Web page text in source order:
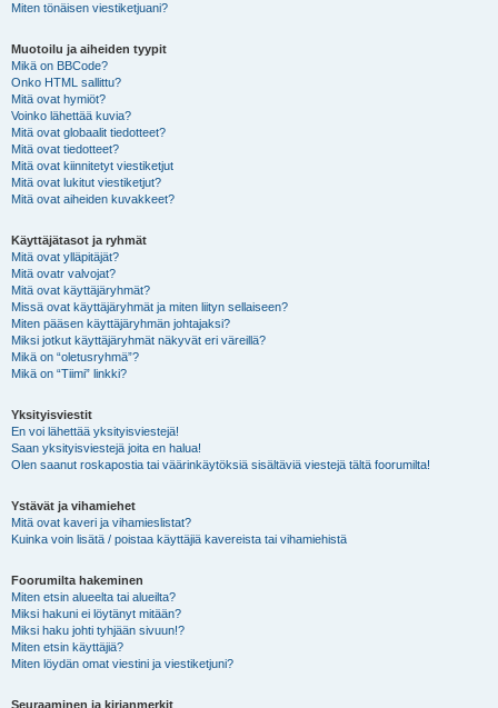
Miten tönäisen viestiketjuani?
Muotoilu ja aiheiden tyypit
Mikä on BBCode?
Onko HTML sallittu?
Mitä ovat hymiöt?
Voinko lähettää kuvia?
Mitä ovat globaalit tiedotteet?
Mitä ovat tiedotteet?
Mitä ovat kiinnitetyt viestiketjut
Mitä ovat lukitut viestiketjut?
Mitä ovat aiheiden kuvakkeet?
Käyttäjätasot ja ryhmät
Mitä ovat ylläpitäjät?
Mitä ovatr valvojat?
Mitä ovat käyttäjäryhmät?
Missä ovat käyttäjäryhmät ja miten liityn sellaiseen?
Miten pääsen käyttäjäryhmän johtajaksi?
Miksi jotkut käyttäjäryhmät näkyvät eri väreillä?
Mikä on “oletusryhmä”?
Mikä on “Tiimi” linkki?
Yksityisviestit
En voi lähettää yksityisviestejä!
Saan yksityisviestejä joita en halua!
Olen saanut roskapostia tai väärinkäytöksiä sisältäviä viestejä tältä foorumilta!
Ystävät ja vihamiehet
Mitä ovat kaveri ja vihamieslistat?
Kuinka voin lisätä / poistaa käyttäjiä kavereista tai vihamiehistä
Foorumilta hakeminen
Miten etsin alueelta tai alueilta?
Miksi hakuni ei löytänyt mitään?
Miksi haku johti tyhjään sivuun!?
Miten etsin käyttäjiä?
Miten löydän omat viestini ja viestiketjuni?
Seuraaminen ja kirjanmerkit